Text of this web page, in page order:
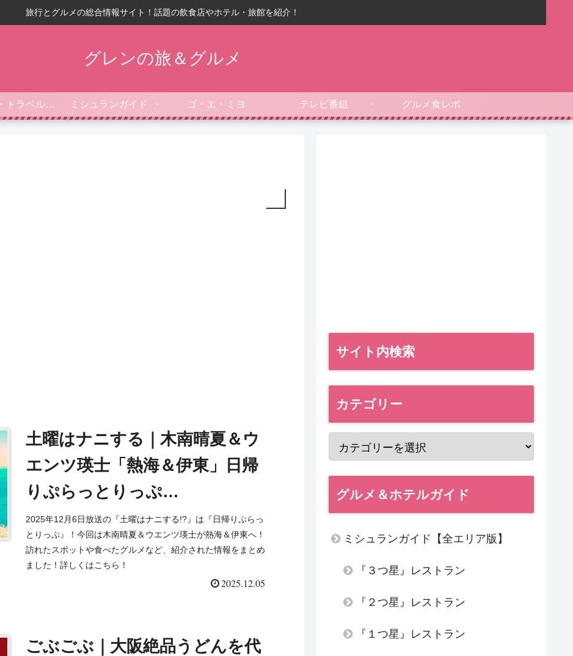
旅行とグルメの総合情報サイト！話題の飲食店やホテル・旅館を紹介！
グレンの旅＆グルメ
フォーブス・トラベルガイド ミシュランガイド ゴ・エ・ミヨ テレビ番組 グルメ食レポ
土曜はナニする｜木南晴夏＆ウ
エンツ瑛士「熱海＆伊東」日帰
りぷらっとりっぷ
（2025/12/6）
2025年12月6日放送の『土曜はナニする!?』は『日帰りぷらっ
とりっぷ』！今回は木南晴夏＆ウエンツ瑛士が熱海＆伊東へ！
訪れたスポットや食べたグルメなど、紹介された情報をまとめ
ました！詳しくはこちら！
2025.12.05
ごぶごぶ｜大阪絶品うどんを代
サイト内検索
カテゴリー
グルメ＆ホテルガイド
ミシュランガイド【全エリア版】
『３つ星』レストラン
『２つ星』レストラン
『１つ星』レストラン